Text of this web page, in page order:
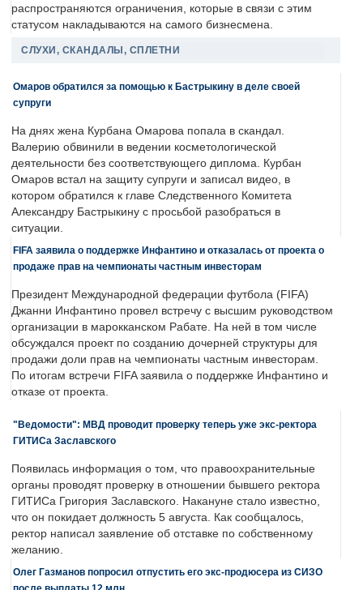
распространяются ограничения, которые в связи с этим
статусом накладываются на самого бизнесмена.
СЛУХИ, СКАНДАЛЫ, СПЛЕТНИ
Омаров обратился за помощью к Бастрыкину в деле своей
супруги
На днях жена Курбана Омарова попала в скандал.
Валерию обвинили в ведении косметологической
деятельности без соответствующего диплома. Курбан
Омаров встал на защиту супруги и записал видео, в
котором обратился к главе Следственного Комитета
Александру Бастрыкину с просьбой разобраться в
ситуации.
FIFA заявила о поддержке Инфантино и отказалась от проекта о
продаже прав на чемпионаты частным инвесторам
Президент Международной федерации футбола (FIFA)
Джанни Инфантино провел встречу с высшим руководством
организации в марокканском Рабате. На ней в том числе
обсуждался проект по созданию дочерней структуры для
продажи доли прав на чемпионаты частным инвесторам.
По итогам встречи FIFA заявила о поддержке Инфантино и
отказе от проекта.
"Ведомости": МВД проводит проверку теперь уже экс-ректора
ГИТИСа Заславского
Появилась информация о том, что правоохранительные
органы проводят проверку в отношении бывшего ректора
ГИТИСа Григория Заславского. Накануне стало известно,
что он покидает должность 5 августа. Как сообщалось,
ректор написал заявление об отставке по собственному
желанию.
Олег Газманов попросил отпустить его экс-продюсера из СИЗО